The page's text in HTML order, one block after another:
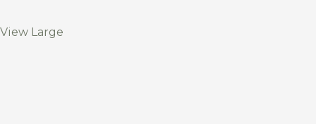
View Large